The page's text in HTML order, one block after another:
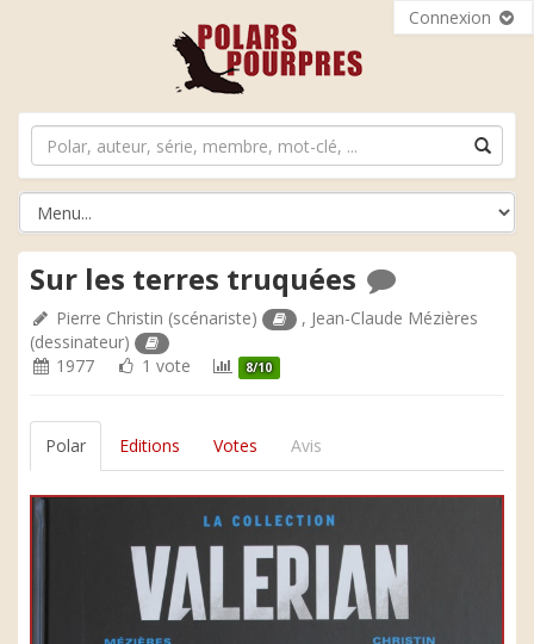
Connexion
Sur les terres truquées
Pierre Christin (scénariste) , Jean-Claude Mézières
(dessinateur)
1977
1 vote 8/10
Polar Editions Votes Avis